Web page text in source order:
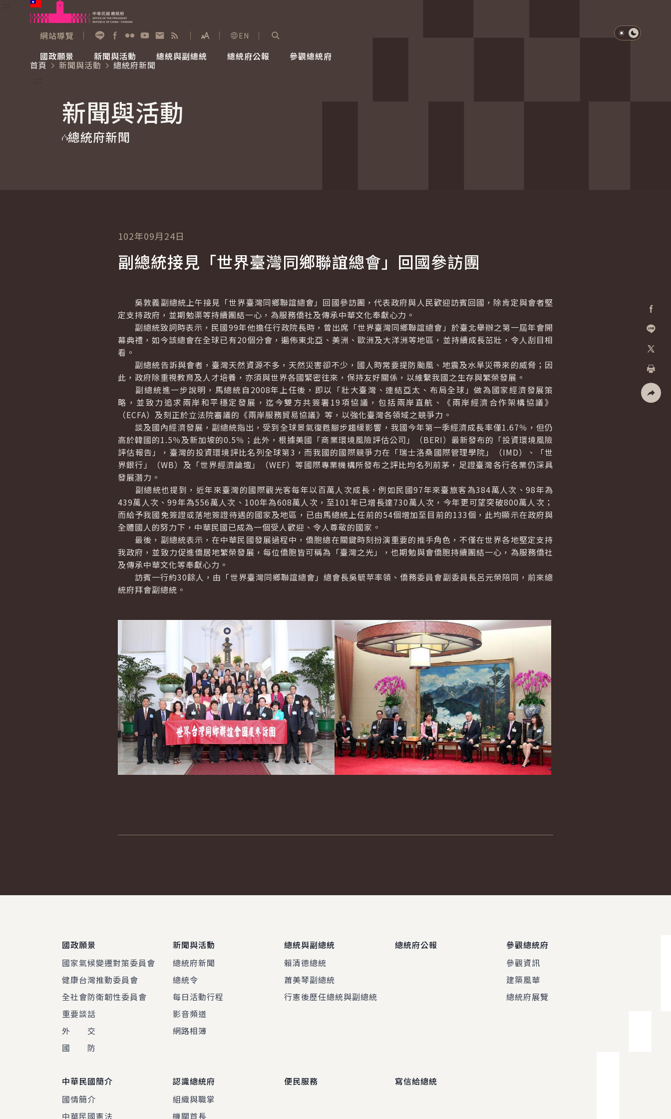
跳到主要內容
網站導覽
展開字級選單
EN
國政願景
國家氣候變遷對策委員會
重要談話
新聞與活動
總統府新聞
影音頻道
總統與副總統
賴清德總統
總統府公報 參觀總統府
參觀資訊
淺色模式
深色模式
首頁
新聞與活動
總統府新聞
新聞與活動
總統府新聞
加入好
列印
102年09月24日
副總統接見「世界臺灣同鄉聯誼總會」回國參訪團
吳敦義副總統上午接見「世界臺灣同鄉聯誼總會」回國參訪團，代表政府與人民歡迎訪賓回國，除肯定與會者堅
定支持政府，並期勉渠等持續團結一心，為服務僑社及傳承中華文化奉獻心力。
副總統致詞時表示，民國99年他擔任行政院長時，曾出席「世界臺灣同鄉聯誼總會」於臺北舉辦之第一屆年會開
幕典禮，如今該總會在全球已有20個分會，遍佈東北亞、美洲、歐洲及大洋洲等地區，並持續成長茁壯，令人刮目相
看。
副總統告訴與會者，臺灣天然資源不多，天然災害卻不少，國人時常要提防颱風、地震及水旱災帶來的威脅；因
此，政府除重視教育及人才培養，亦須與世界各國緊密往來，保持友好關係，以維繫我國之生存與繁榮發展。
副總統進一步說明，馬總統自2008年上任後，即以「壯大臺灣、連結亞太、布局全球」做為國家經濟發展策
略，並致力追求兩岸和平穩定發展，迄今雙方共簽署19項協議，包括兩岸直航、《兩岸經濟合作架構協議》
（ECFA）及刻正於立法院審議的《兩岸服務貿易協議》等，以強化臺灣各領域之競爭力。
談及國內經濟發展，副總統指出，受到全球景氣復甦腳步趨緩影響，我國今年第一季經濟成長率僅1.67％，但仍
高於韓國的1.5％及新加坡的0.5％；此外，根據美國「商業環境風險評估公司」（BERI）最新發布的「投資環境風險
評估報告」，臺灣的投資環境評比名列全球第3，而我國的國際競爭力在「瑞士洛桑國際管理學院」（IMD）、「世
界銀行」（WB）及「世界經濟論壇」（WEF）等國際專業機構所發布之評比均名列前茅，足證臺灣各行各業仍深具
發展潛力。
副總統也提到，近年來臺灣的國際觀光客每年以百萬人次成長，例如民國97年來臺旅客為384萬人次、98年為
439萬人次、99年為556萬人次、100年為608萬人次，至101年已增長達730萬人次，今年更可望突破800萬人次；
而給予我國免簽證或落地簽證待遇的國家及地區，已由馬總統上任前的54個增加至目前的133個，此均顯示在政府與
全體國人的努力下，中華民國已成為一個受人歡迎、令人尊敬的國家。
最後，副總統表示，在中華民國發展過程中，僑胞總在關鍵時刻扮演重要的推手角色，不僅在世界各地堅定支持
我政府，並致力促進僑居地繁榮發展，每位僑胞皆可稱為「臺灣之光」，也期勉與會僑胞持續團結一心，為服務僑社
及傳承中華文化等奉獻心力。
訪賓一行約30餘人，由「世界臺灣同鄉聯誼總會」總會長吳毓苹率領、僑務委員會副委員長呂元榮陪同，前來總
統府拜會副總統。
國政願景
國家氣候變遷對策委員會
健康台灣推動委員會
全社會防衛韌性委員會
重要談話
外 交
國 防
新聞與活動
總統府新聞
總統令
每日活動行程
影音頻道
網路相簿
總統與副總統
賴清德總統
蕭美琴副總統
行憲後歷任總統與副總統
總統府公報
參觀總統府
參觀資訊
建築風華
總統府展覽
中華民國簡介
國情簡介
中華民國憲法
認識總統府
組織與職掌
機關首長
便民服務 寫信給總統